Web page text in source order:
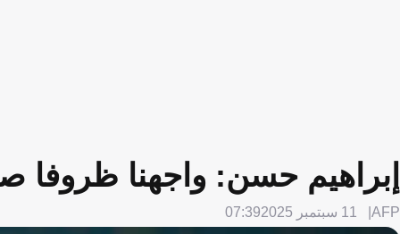
إبراهيم حسن: واجهنا ظروفا
AFP 11 سبتمبر 2025 07:39